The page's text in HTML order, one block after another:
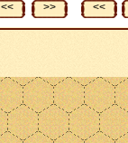
<< >> <<